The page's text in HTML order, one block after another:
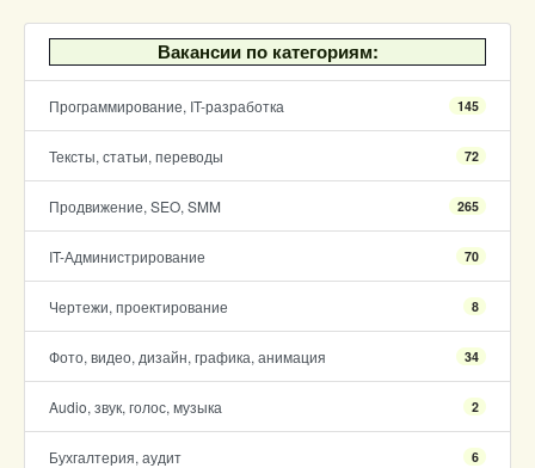
Вакансии по категориям:
Программирование, IT-разработка 145
Тексты, статьи, переводы 72
Продвижение, SEO, SMM 265
IT-Администрирование 70
Чертежи, проектирование 8
Фото, видео, дизайн, графика, анимация 34
Audio, звук, голос, музыка 2
Бухгалтерия, аудит 6